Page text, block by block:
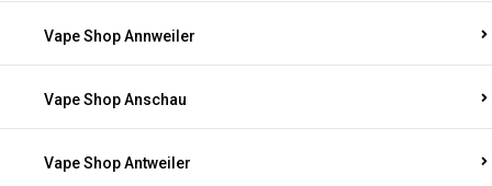
Vape Shop Annweiler
Vape Shop Anschau
Vape Shop Antweiler